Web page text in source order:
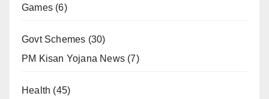
Games (6)
Govt Schemes (30)
PM Kisan Yojana News (7)
Health (45)